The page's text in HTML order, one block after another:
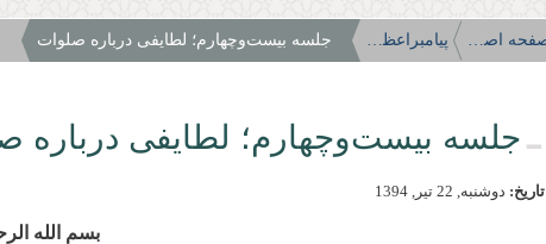
صفحه اصلی پیامبراعظم(صلی‌الله‌علیه‌وآله)؛ رحمتی برای تمام عالمیان جلسه بیست‌وچهارم؛ لطایفی درباره صلوات
جلسه بیست‌وچهارم؛ لطایفی درباره
تاریخ: دوشنبه, 22 تير, 1394
بسم الله